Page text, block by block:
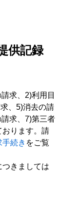
供記録
求、2)利用目
、5)消去の請
求、7)第三者
おります。請
手続き をご覧
きましては